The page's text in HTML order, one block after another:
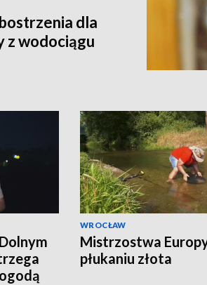
dla
z wodociągu
WROCŁAW
Mistrzostwa
płukaniu złota